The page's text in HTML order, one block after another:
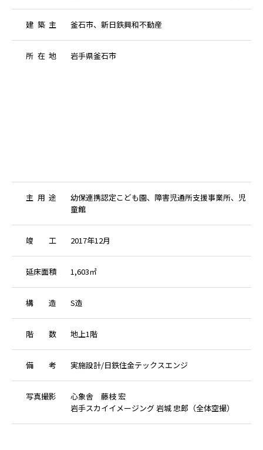
建 築 主 釜石市、新日鉄興和不動産
所 在 地 岩手県釜石市
主 用 途
幼保連携認定こども園、障害児通所支援事業所、児
童館
竣 工 2017年12月
延床面積 1,603㎡
構 造 S造
階 数 地上1階
備 考 実施設計/日鉄住金テックスエンジ
写真撮影
心象舎 藤枝 宏
岩手スカイイメージング 岩城 忠郎（全体空撮）